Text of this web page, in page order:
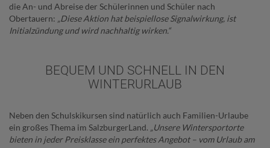
die An- und Abreise der Schülerinnen und Schüler nach
Obertauern: „Diese Aktion hat beispiellose Signalwirkung, ist
Initialzündung und wird nachhaltig wirken.“
BEQUEM UND SCHNELL IN DEN
WINTERURLAUB
Neben den Schulskikursen sind natürlich auch Familien-Urlaube
ein großes Thema im SalzburgerLand. „Unsere Wintersportorte
bieten in jeder Preisklasse ein perfektes Angebot – vom Urlaub am